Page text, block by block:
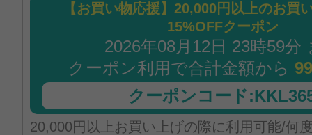
【お買い物応援】20,000円以上のお買
15%OFFクーポン
2026年08月12日 23時59分
クーポン利用で合計金額から
クーポンコード
20,000円以上お買い上げの際に利用可能/何